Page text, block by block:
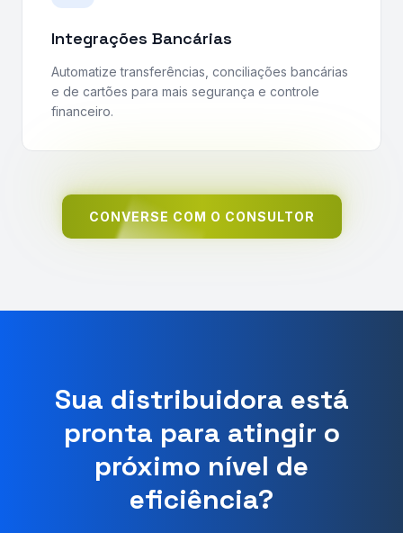
Integrações Bancárias
Automatize transferências, conciliações bancárias
e de cartões para mais segurança e controle
financeiro.
CONVERSE COM O CONSULTOR
Sua distribuidora está
pronta para atingir o
próximo nível de
eficiência?